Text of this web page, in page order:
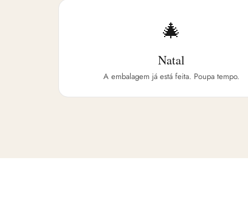
🎄
Natal
A embalagem já está feita. Poupa tempo.